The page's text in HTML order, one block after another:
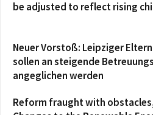
be adjusted to reflect rising
Neuer Vorstoß: Leipziger
sollen an steigende
angeglichen werden
Reform fraught with